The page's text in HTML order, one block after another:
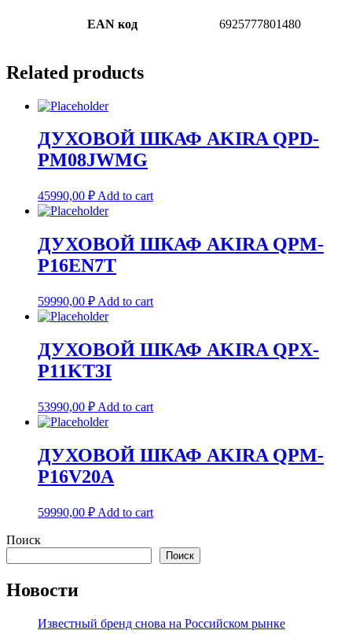
EAN код 6925777801480
Related products
ДУХОВОЙ ШКАФ AKIRA QPD-
PM08JWMG
45990,00 ₽ Add to cart
ДУХОВОЙ ШКАФ AKIRA QPM-
P16EN7T
59990,00 ₽ Add to cart
ДУХОВОЙ ШКАФ AKIRA QPX-
P11KT3I
53990,00 ₽ Add to cart
ДУХОВОЙ ШКАФ AKIRA QPM-
P16V20A
59990,00 ₽ Add to cart
Поиск
Поиск
Новости
Известный бренд снова на Российском рынке